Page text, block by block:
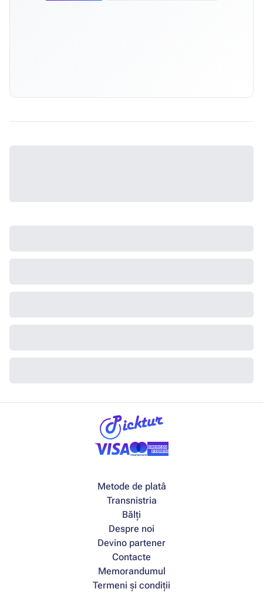
Metode de platâ
Transnistria
Bălți
Despre noi
Devino partener
Contacte
Memorandumul
Termeni și condiții